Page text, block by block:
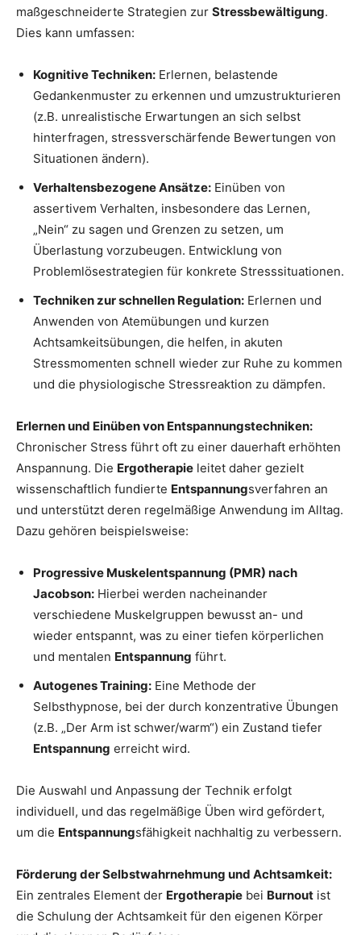
maßgeschneiderte Strategien zur Stressbewältigung.
Dies kann umfassen:
Kognitive Techniken: Erlernen, belastende
Gedankenmuster zu erkennen und umzustrukturieren
(z.B. unrealistische Erwartungen an sich selbst
hinterfragen, stressverschärfende Bewertungen von
Situationen ändern).
Verhaltensbezogene Ansätze: Einüben von
assertivem Verhalten, insbesondere das Lernen,
„Nein“ zu sagen und Grenzen zu setzen, um
Überlastung vorzubeugen. Entwicklung von
Problemlösestrategien für konkrete Stresssituationen.
Techniken zur schnellen Regulation: Erlernen und
Anwenden von Atemübungen und kurzen
Achtsamkeitsübungen, die helfen, in akuten
Stressmomenten schnell wieder zur Ruhe zu kommen
und die physiologische Stressreaktion zu dämpfen.
Erlernen und Einüben von Entspannungstechniken:
Chronischer Stress führt oft zu einer dauerhaft erhöhten
Anspannung. Die Ergotherapie leitet daher gezielt
wissenschaftlich fundierte Entspannungsverfahren an
und unterstützt deren regelmäßige Anwendung im Alltag.
Dazu gehören beispielsweise:
Progressive Muskelentspannung (PMR) nach
Jacobson: Hierbei werden nacheinander
verschiedene Muskelgruppen bewusst an- und
wieder entspannt, was zu einer tiefen körperlichen
und mentalen Entspannung führt.
Autogenes Training: Eine Methode der
Selbsthypnose, bei der durch konzentrative Übungen
(z.B. „Der Arm ist schwer/warm“) ein Zustand tiefer
Entspannung erreicht wird.
Die Auswahl und Anpassung der Technik erfolgt
individuell, und das regelmäßige Üben wird gefördert,
um die Entspannungsfähigkeit nachhaltig zu verbessern.
Förderung der Selbstwahrnehmung und Achtsamkeit:
Ein zentrales Element der Ergotherapie bei Burnout ist
die Schulung der Achtsamkeit für den eigenen Körper